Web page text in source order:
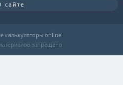
сайте
калькуляторы online
запрещено